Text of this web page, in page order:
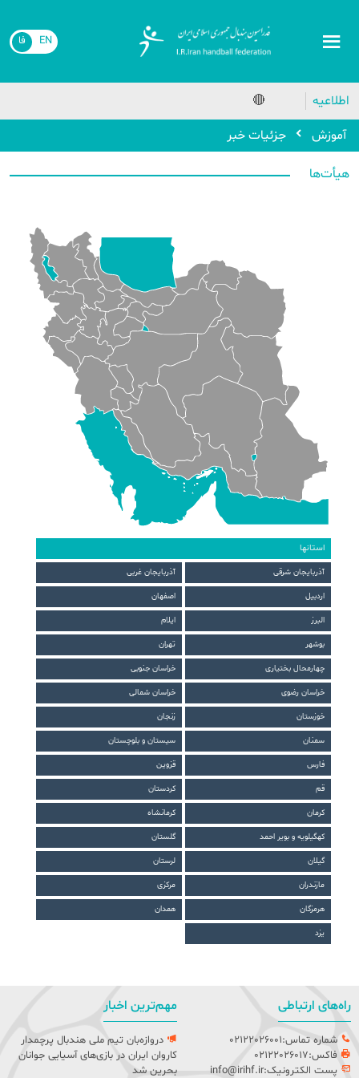
EN فا
اطلاعیه
🔴
آموزش
جزئیات خبر
هیأت‌ها
استانها
آذربایجان شرقی آذربایجان غربی
اردبیل اصفهان
البرز ایلام
بوشهر تهران
چهارمحال بختیاری خراسان جنوبی
خراسان رضوی خراسان شمالی
خوزستان زنجان
سمنان سیستان و بلوچستان
فارس قزوین
قم کردستان
کرمان کرمانشاه
کهگیلویه و بویر احمد گلستان
گیلان لرستان
مازندران مرکزی
هرمزگان همدان
یزد
راه‌های ارتباطی
شماره تماس:02122026001
فاکس:02122026017
پست الکترونیک:info@irihf.ir
مهم‌ترین اخبار
دروازه‌بان تیم ملی هندبال پرچمدار
کاروان ایران در بازی‌های آسیایی جوانان
بحرین شد